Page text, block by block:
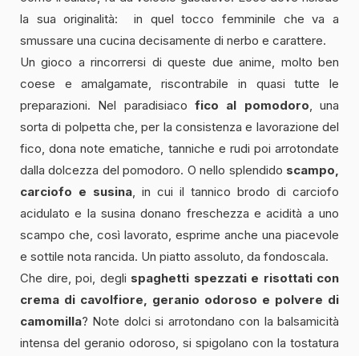
la sua originalità: in quel tocco femminile che va a
smussare una cucina decisamente di nerbo e carattere.
Un gioco a rincorrersi di queste due anime, molto ben
coese e amalgamate, riscontrabile in quasi tutte le
preparazioni. Nel paradisiaco fico al pomodoro, una
sorta di polpetta che, per la consistenza e lavorazione del
fico, dona note ematiche, tanniche e rudi poi arrotondate
dalla dolcezza del pomodoro. O nello splendido scampo,
carciofo e susina, in cui il tannico brodo di carciofo
acidulato e la susina donano freschezza e acidità a uno
scampo che, così lavorato, esprime anche una piacevole
e sottile nota rancida. Un piatto assoluto, da fondoscala.
Che dire, poi, degli spaghetti spezzati e risottati con
crema di cavolfiore, geranio odoroso e polvere di
camomilla? Note dolci si arrotondano con la balsamicità
intensa del geranio odoroso, si spigolano con la tostatura